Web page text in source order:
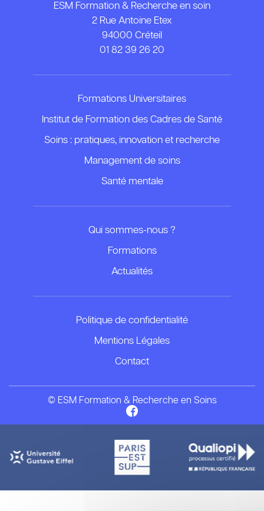
ESM Formation & Recherche en soin
2 Rue Antoine Etex
94000 Créteil
01 82 39 26 20
Formations Universitaires
Institut de Formation des Cadres de Santé
Soins : pratiques, innovation et recherche
Management de soins
Santé mentale
Qui sommes-nous ?
Formations
Actualités
Politique de confidentialité
Mentions Légales
Contact
© ESM Formation & Recherche en Soins